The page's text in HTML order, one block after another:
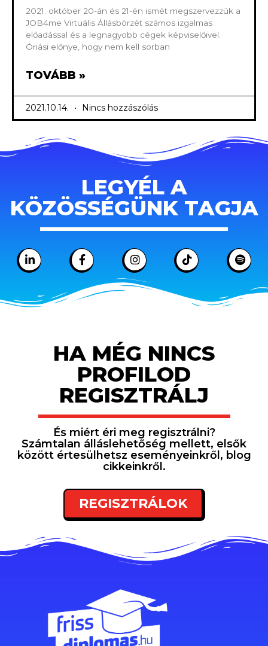
2021. október 20-án és 21-én ismét megszervezzük a
JOB4me Virtuális Állásbörzét számos izgalmas
előadással és a legnagyobb cégek képviselőivel.
Óriási előnye, hogy nem kell sorban
TOVÁBB »
2021.10.14. Nincs hozzászólás
LEGYÉL A
KÖZÖSSÉGÜNK TAGJA
HA MÉG NINCS
PROFILOD
REGISZTRÁLJ
És miért éri meg regisztrálni?
Számtalan álláslehetőség mellett, elsők
között értesülhetsz eseményeinkről, blog
cikkeinkről.
REGISZTRÁLOK